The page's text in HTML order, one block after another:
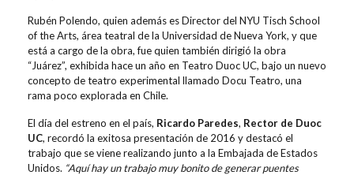
Rubén Polendo, quien además es Director del NYU Tisch School
of the Arts, área teatral de la Universidad de Nueva York, y que
está a cargo de la obra, fue quien también dirigió la obra
“Juárez”, exhibida hace un año en Teatro Duoc UC, bajo un nuevo
concepto de teatro experimental llamado Docu Teatro, una
rama poco explorada en Chile.
El día del estreno en el país, Ricardo Paredes, Rector de Duoc
UC, recordó la exitosa presentación de 2016 y destacó el
trabajo que se viene realizando junto a la Embajada de Estados
Unidos. “Aquí hay un trabajo muy bonito de generar puentes